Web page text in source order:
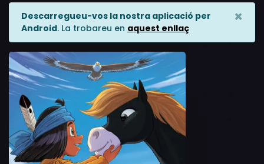
Descarregueu-vos la nostra aplicació per
Android. La trobareu en aquest enllaç
×